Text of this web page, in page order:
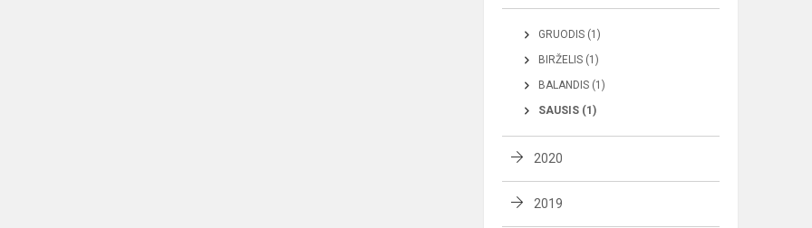
GRUODIS (1)
BIRŽELIS (1)
BALANDIS (1)
SAUSIS (1)
2020
2019